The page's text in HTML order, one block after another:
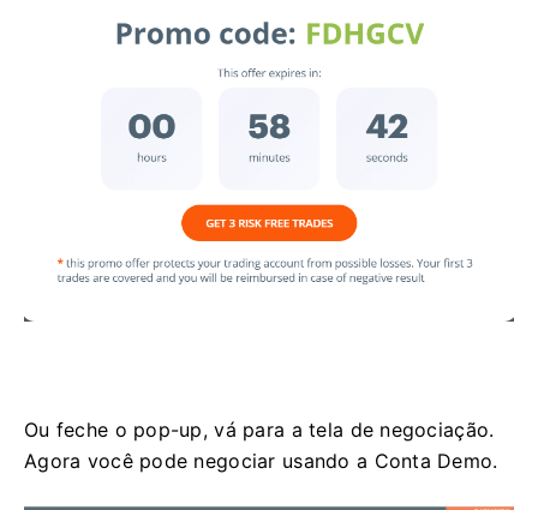
Ou feche o pop-up, vá para a tela de negociação.
Agora você pode negociar usando a Conta Demo.